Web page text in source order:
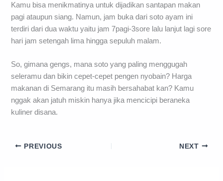
Kamu bisa menikmatinya untuk dijadikan santapan makan
pagi ataupun siang. Namun, jam buka dari soto ayam ini
terdiri dari dua waktu yaitu jam 7pagi-3sore lalu lanjut lagi sore
hari jam setengah lima hingga sepuluh malam.
So, gimana gengs, mana soto yang paling menggugah
seleramu dan bikin cepet-cepet pengen nyobain? Harga
makanan di Semarang itu masih bersahabat kan? Kamu
nggak akan jatuh miskin hanya jika mencicipi beraneka
kuliner disana.
PREVIOUS NEXT